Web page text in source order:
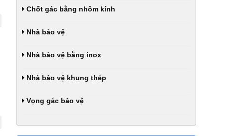
Chốt gác bằng nhôm kính
Nhà bảo vệ
Nhà bảo vệ bằng inox
Nhà bảo vệ khung thép
Vọng gác bảo vệ